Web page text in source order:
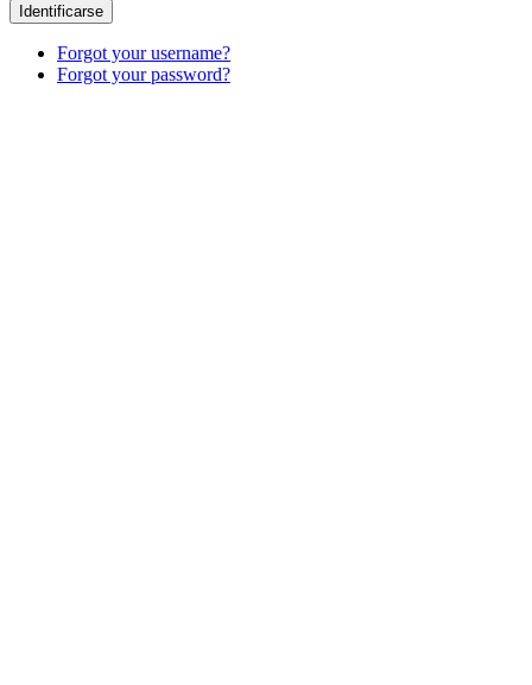
Identificarse
Forgot your username?
Forgot your password?